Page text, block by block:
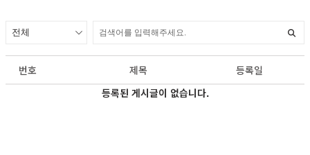
번호 제목
등록일
등록된 게시글이 없습니다.